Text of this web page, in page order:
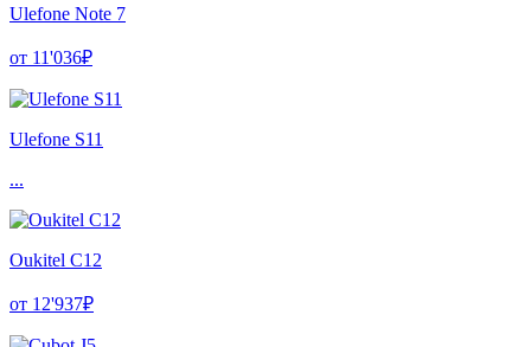
Ulefone Note 7
от 11'036₽
Ulefone S11
...
Oukitel C12
от 12'937₽